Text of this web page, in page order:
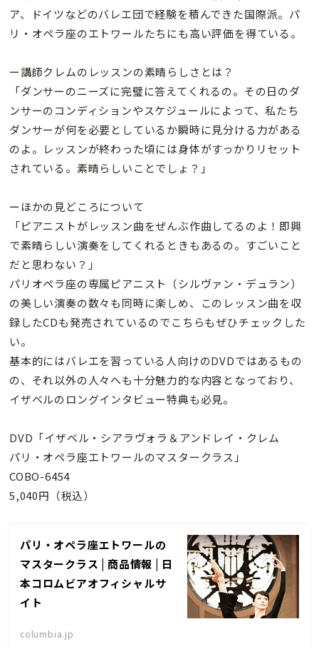
ア、ドイツなどのバレエ団で経験を積んできた国際派。パ
リ・オペラ座のエトワールたちにも高い評価を得ている。
ー講師クレムのレッスンの素晴らしさとは？
「ダンサーのニーズに完璧に答えてくれるの。その日のダ
ンサーのコンディションやスケジュールによって、私たち
ダンサーが何を必要としているか瞬時に見分ける力がある
のよ。レッスンが終わった頃には身体がすっかりリセット
されている。素晴らしいことでしょ？」
ーほかの見どころについて
「ピアニストがレッスン曲をぜんぶ作曲してるのよ！即興
で素晴らしい演奏をしてくれるときもあるの。すごいこと
だと思わない？」
パリオペラ座の専属ピアニスト（シルヴァン・デュラン）
の美しい演奏の数々も同時に楽しめ、このレッスン曲を収
録したCDも発売されているのでこちらもぜひチェックした
い。
基本的にはバレエを習っている人向けのDVDではあるもの
の、それ以外の人々へも十分魅力的な内容となっており、
イザベルのロングインタビュー特典も必見。
DVD「イザベル・シアラヴォラ＆アンドレイ・クレム
パリ・オペラ座エトワールのマスタークラス」
COBO-6454
5,040円（税込）
パリ・オペラ座エトワールの
マスタークラス | 商品情報 | 日
本コロムビアオフィシャルサ
イト
columbia.jp